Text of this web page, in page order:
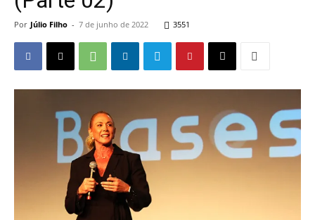
Por Júlio Filho - 7 de junho de 2022 3551